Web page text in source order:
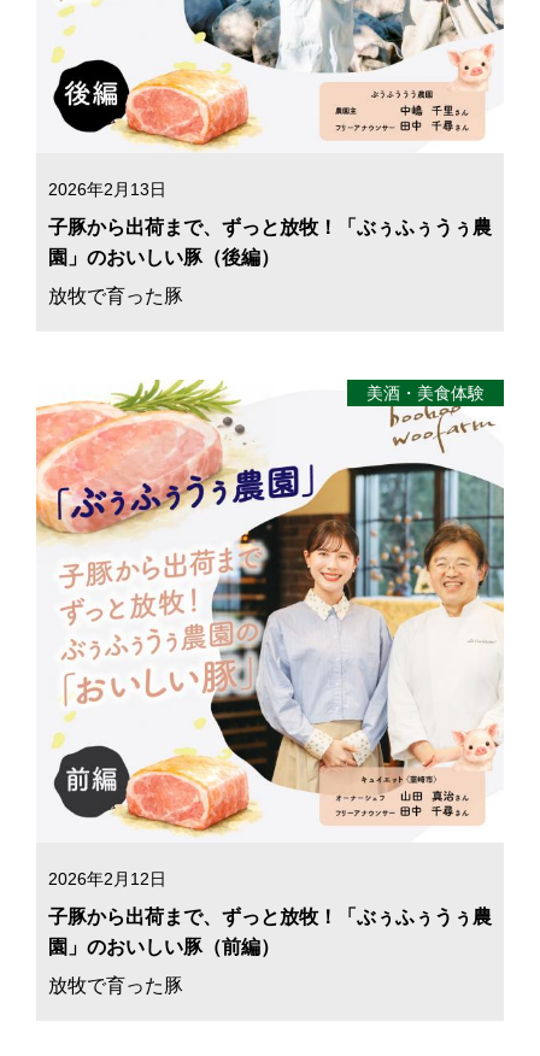
2026年2月13日
子豚から出荷まで、ずっと放牧！「ぶぅふぅうぅ農
園」のおいしい豚（後編）
放牧で育った豚
美酒・美食体験
2026年2月12日
子豚から出荷まで、ずっと放牧！「ぶぅふぅうぅ農
園」のおいしい豚（前編）
放牧で育った豚